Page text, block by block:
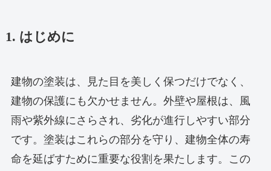
1. はじめに
建物の塗装は、見た目を美しく保つだけでなく、
建物の保護にも欠かせません。外壁や屋根は、風
雨や紫外線にさらされ、劣化が進行しやすい部分
です。塗装はこれらの部分を守り、建物全体の寿
命を延ばすために重要な役割を果たします。この